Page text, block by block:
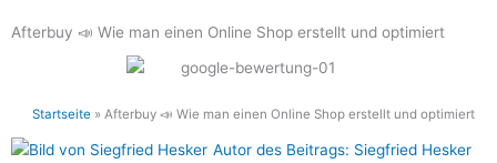
Afterbuy 📣 Wie man einen Online Shop erstellt und optimiert
Startseite » Afterbuy 📣 Wie man einen Online Shop erstellt und optimiert
Autor des Beitrags: Siegfried Hesker